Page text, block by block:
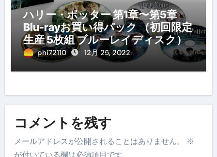
ハリー・ポッター 第1章〜第5章
Blu-rayお買い得パック （初回限定
生産 5枚組 ブルーレイディスク）
phi72110 12月 25, 2022
コメントを残す
メールアドレスが公開されることはありません。
※
が付いている欄は必須項目です